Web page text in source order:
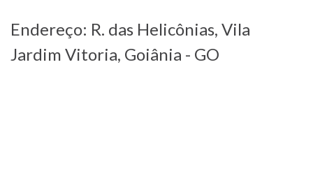
Endereço: R. das Helicônias, Vila
Jardim Vitoria, Goiânia - GO